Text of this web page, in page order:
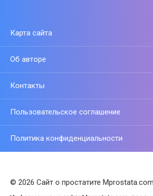
Карта сайта
Об авторе
Контакты
Пользовательское соглашение
Политика конфиденциальности
© 2026 Сайт о простатите Mprostata.com